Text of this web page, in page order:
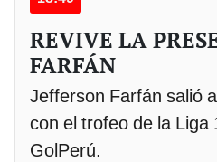
REVIVE LA
FARFÁN
Jefferson Farfán salió
con el trofeo de la Liga
GolPerú.